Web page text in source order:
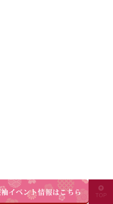
TOP